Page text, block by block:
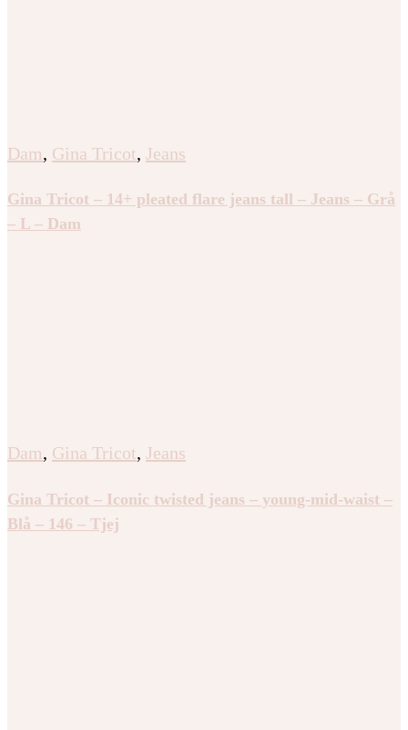
Dam, Gina Tricot, Jeans
Gina Tricot – 14+ pleated flare jeans tall – Jeans – Grå
– L – Dam
Dam, Gina Tricot, Jeans
Gina Tricot – Iconic twisted jeans – young-mid-waist –
Blå – 146 – Tjej